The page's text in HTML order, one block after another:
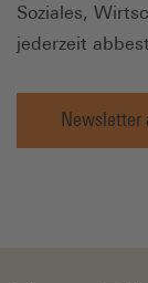
Soziales,
jederzeit
Newsletter